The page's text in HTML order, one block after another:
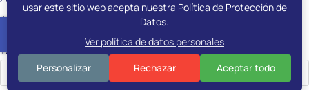
ES
¿Hay algo en que pueda ayudarte?.
15:00
usar este sitio web acepta nuestra Política de Protección de
Datos.
Ver política de datos personales
Personalizar Rechazar Aceptar todo